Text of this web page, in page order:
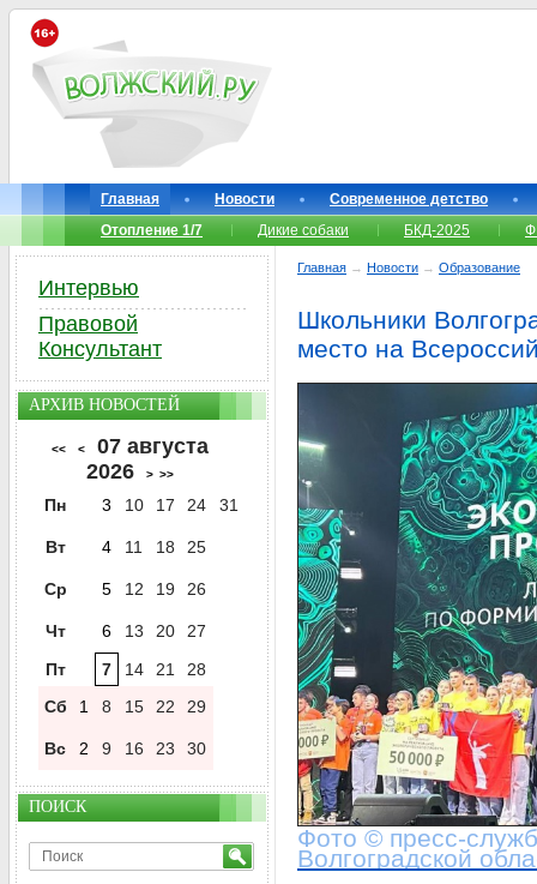
Главная Новости
Современное детство
Отопление 1/7
Дикие собаки БКД-2025
Главная → Новости → Образование
Школьники
место на
Фото © пресс-
Волгоградской
Интервью
Правовой
Консультант
АРХИВ НОВОСТЕЙ
<< <
07 августа
2026
> >>
Пн 3 10 17 24 31
Вт 4 11 18 25
Ср 5 12 19 26
Чт 6 13 20
27
Пт
7 14 21
28
Сб
1 8 15 22 29
Вс 2 9 16 23 30
ПОИСК